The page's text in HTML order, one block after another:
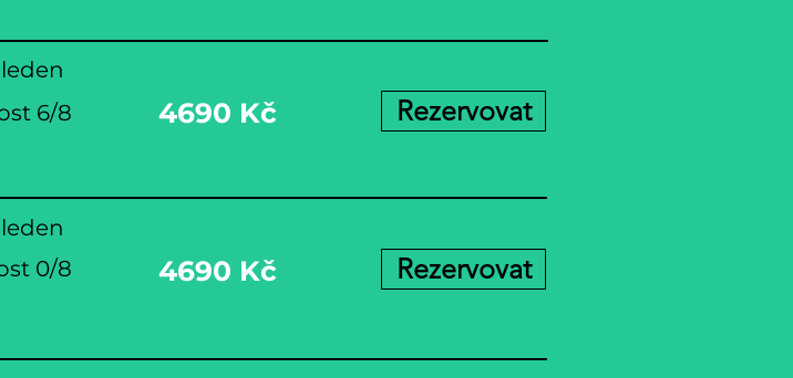
leden
6/8
4690 Kč Rezervovat
leden
0/8
4690 Kč Rezervovat